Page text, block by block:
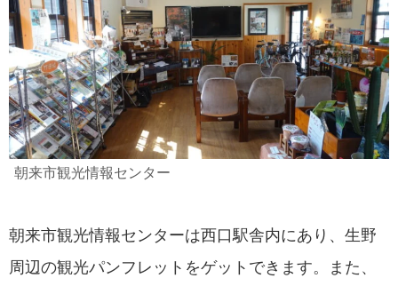
朝来市観光情報センター
朝来市観光情報センターは西口駅舎内にあり、生野
周辺の観光パンフレットをゲットできます。また、